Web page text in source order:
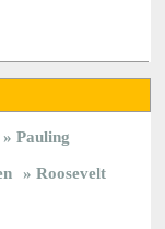
Pauling
Roosevelt